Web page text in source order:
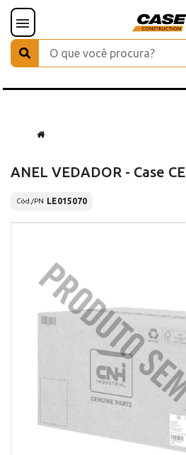
ANEL VEDADOR - Case CE
Cód./PN LE015070